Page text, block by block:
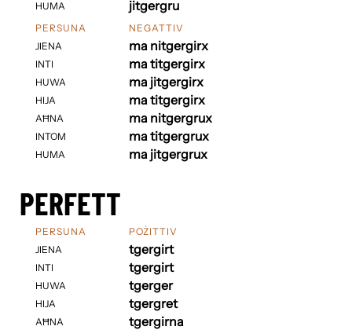
HUMA
jitgergru
PERSUNA
JIENA
INTI
HUWA
HIJA
AĦNA
INTOM
HUMA
NEGATTIV
ma nitgergirx
ma titgergirx
ma jitgergirx
ma titgergirx
ma nitgergrux
ma titgergrux
ma jitgergrux
PERFETT
PERSUNA
JIENA
INTI
HUWA
HIJA
AĦNA
POŻITTIV
tgergirt
tgergirt
tgerger
tgergret
tgergirna